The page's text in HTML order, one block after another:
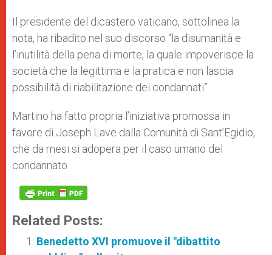
Il presidente del dicastero vaticano, sottolinea la
nota, ha ribadito nel suo discorso “la disumanità e
l’inutilità della pena di morte, la quale impoverisce la
società che la legittima e la pratica e non lascia
possibilità di riabilitazione dei condannati”.
Martino ha fatto propria l’iniziativa promossa in
favore di Joseph Lave dalla Comunità di Sant’Egidio,
che da mesi si adopera per il caso umano del
condannato.
Related Posts:
Benedetto XVI promuove il "dibattito